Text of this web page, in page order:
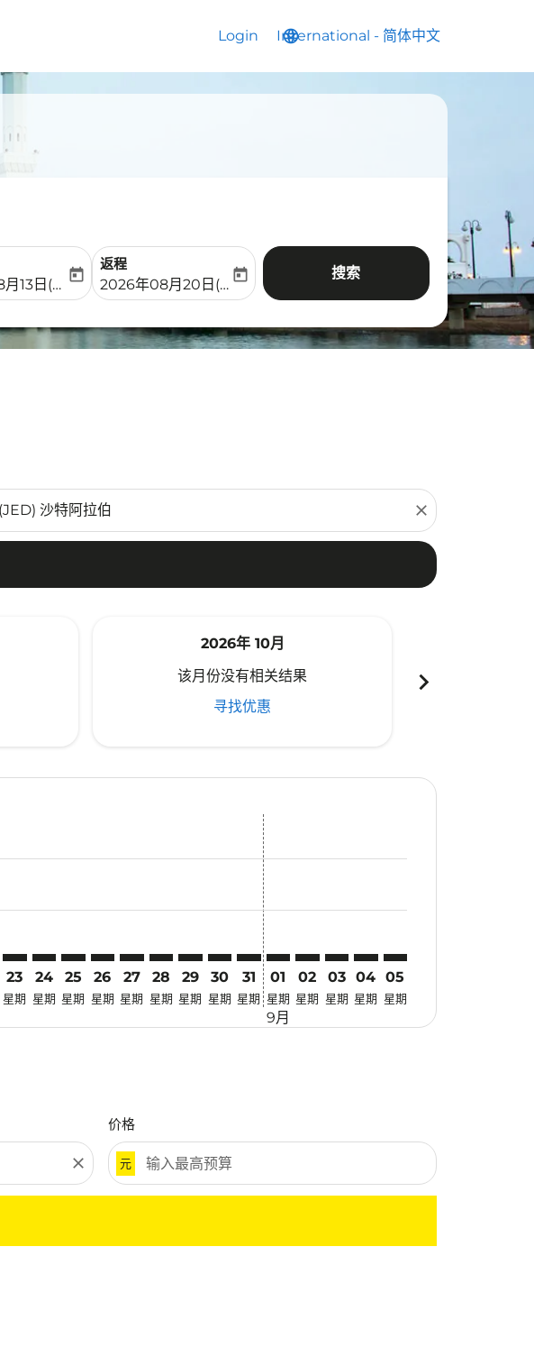
Login language
International - 简体中文
keyboard_arrow_down
departure-date-aria-label
13日(周四)
today
返程
fc-booking-return-date-aria-label
2026年08月20日(周四)
today 搜索
close
2026年 10月
该月份没有相关结果
寻找优惠
chevron_right
cmp-view-offers-disclaimer. 寻找优惠
SBW–JED: cmp-view-offers-disclaimer. 寻找优惠
23
星期
SBW–JED: cmp-view-offers-disclaimer. 寻找优惠
24
星期
SBW–JED: cmp-view-offers-disclaimer. 寻找优惠
25
星期
SBW–JED: cmp-view-offers-disclaimer. 寻找优惠
26
星期
SBW–JED: cmp-view-offers-disclaimer. 寻找优惠
27
星期
SBW–JED: cmp-view-offers-disclaimer. 寻找优惠
28
星期
SBW–JED: cmp-view-offers-disclaimer. 寻找优惠
29
星期
SBW–JED: cmp-view-offers-disclaimer. 寻找优惠
30
星期
SBW–JED: cmp-view-offers-disclaimer. 寻找
31
星期
01
星期
9月
02
星期
03
星期
04
星期
05
星期
close
价格
元